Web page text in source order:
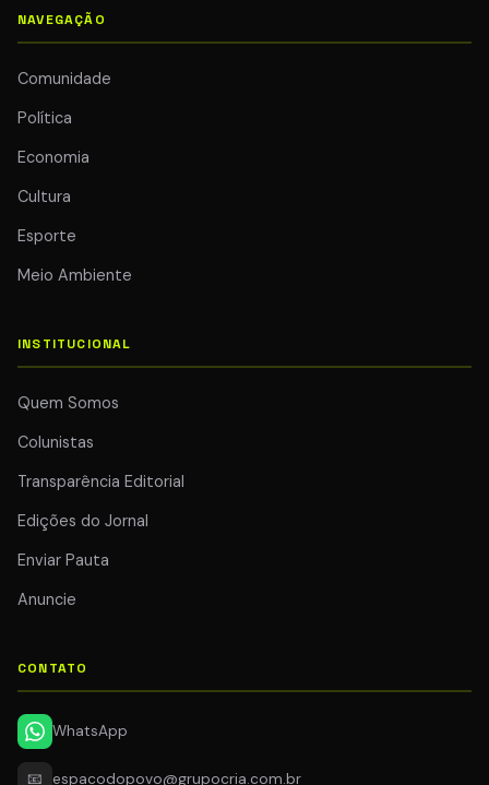
NAVEGAÇÃO
Comunidade
Política
Economia
Cultura
Esporte
Meio Ambiente
INSTITUCIONAL
Quem Somos
Colunistas
Transparência Editorial
Edições do Jornal
Enviar Pauta
Anuncie
CONTATO
WhatsApp
📧 espacodopovo@grupocria.com.br